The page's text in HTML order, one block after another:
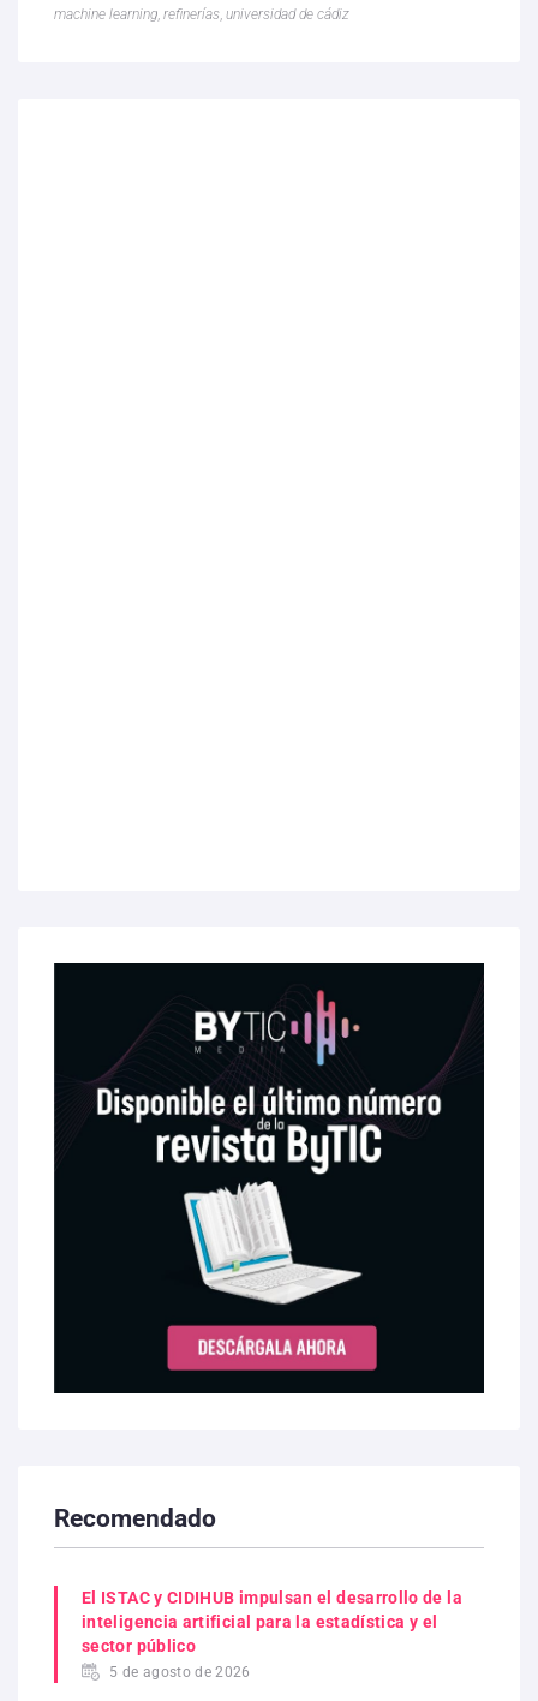
machine learning refinerías universidad de cádiz
Recomendado
El ISTAC y CIDIHUB impulsan el desarrollo de la
inteligencia artificial para la estadística y el
sector público
5 de agosto de 2026